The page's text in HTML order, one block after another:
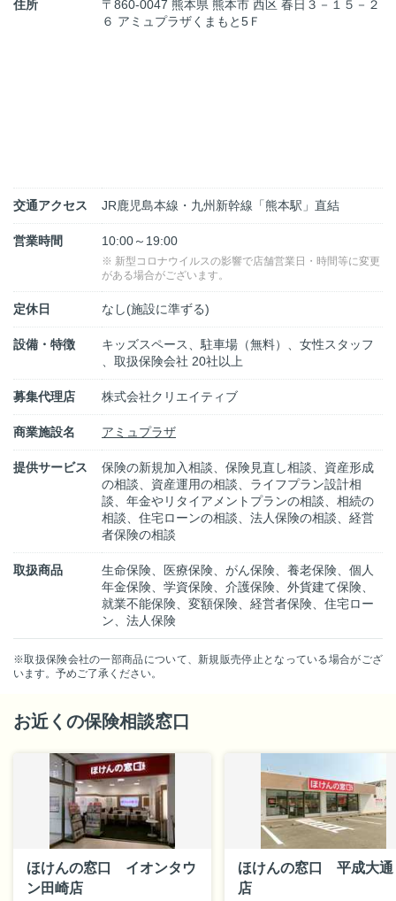
住所
〒860-0047 熊本県 熊本市 西区 春日３－１５－２
６ アミュプラザくまもと5Ｆ
交通アクセス JR鹿児島本線・九州新幹線「熊本駅」直結
営業時間 10:00～19:00
※ 新型コロナウイルスの影響で店舗営業日・時間等に変更
がある場合がございます。
定休日 なし(施設に準ずる)
設備・特徴
キッズスペース、駐車場（無料）、女性スタッフ
、取扱保険会社 20社以上
募集代理店 株式会社クリエイティブ
商業施設名 アミュプラザ
提供サービス
保険の新規加入相談、保険見直し相談、資産形成
の相談、資産運用の相談、ライフプラン設計相
談、年金やリタイアメントプランの相談、相続の
相談、住宅ローンの相談、法人保険の相談、経営
者保険の相談
取扱商品
生命保険、医療保険、がん保険、養老保険、個人
年金保険、学資保険、介護保険、外貨建て保険、
就業不能保険、変額保険、経営者保険、住宅ロー
ン、法人保険
※取扱保険会社の一部商品について、新規販売停止となっている場合がござ
います。予めご了承ください。
お近くの保険相談窓口
ほけんの窓口 イオンタウ
ン田崎店
ほけんの窓口 平成大通
店